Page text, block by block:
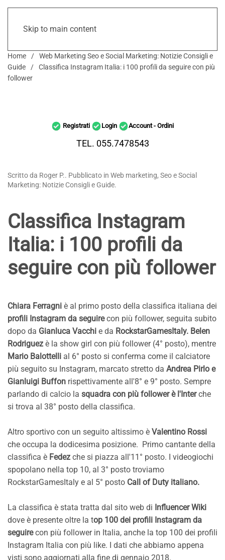
Skip to main content
Home
Web Marketing Seo e Social Marketing: Notizie Consigli e
Guide
Classifica Instagram Italia: i 100 profili da seguire con più
follower
Registrati Login Account - Ordini
TEL. 055.7478543
Scritto da Roger P.. Pubblicato in Web marketing, Seo e Social
Marketing: Notizie Consigli e Guide.
Classifica Instagram
Italia: i 100 profili da
seguire con più follower
Chiara Ferragni è al primo posto della classifica italiana dei
profili Instagram da seguirecon più follower, seguita subito
dopo da Gianluca Vacchi e da RockstarGamesItaly. Belen
Rodriguez è la show girl con più follower (4° posto), mentre
Mario Balottelli al 6° posto si conferma come il calciatore
più seguito su Instagram, marcato stretto da Andrea Pirlo e
Gianluigi Buffon rispettivamente all'8° e 9° posto. Sempre
parlando di calcio la squadra con più follower è l'Interche
si trova al 38° posto della classifica.
Altro sportivo con un seguito altissimo è Valentino Rossi
che occupa la dodicesima posizione. Primo cantante della
classifica è Fedez che si piazza all'11° posto. I videogiochi
spopolano nella top 10, al 3° posto troviamo
RockstarGamesItaly e al 5° posto Call of Duty italiano.
La classifica è stata tratta dal sito web di Influencer Wiki
dove è presente oltre la top 100 dei profili Instagram da
seguirecon più follower in Italia, anche la top 100 dei profili
Instagram Italia con più like. I dati che abbiamo appena
visti sono aggiornati alla fine di gennaio 2018.